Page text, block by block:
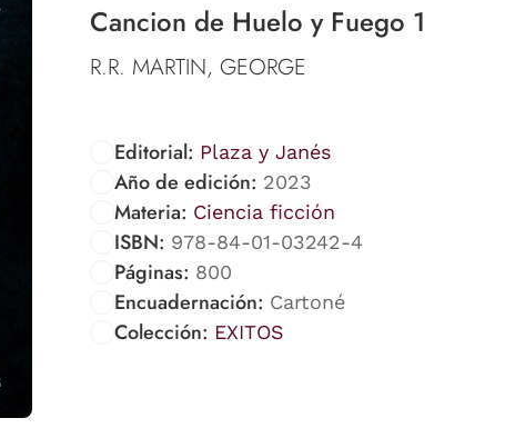
Cancion de Huelo y Fuego 1
R.R. MARTIN, GEORGE
Editorial: Plaza y Janés
Año de edición: 2023
Materia: Ciencia ficción
ISBN: 978-84-01-03242-4
Páginas: 800
Encuadernación: Cartoné
Colección: EXITOS